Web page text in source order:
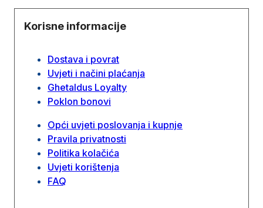
Korisne informacije
Dostava i povrat
Uvjeti i načini plaćanja
Ghetaldus Loyalty
Poklon bonovi
Opći uvjeti poslovanja i kupnje
Pravila privatnosti
Politika kolačića
Uvjeti korištenja
FAQ